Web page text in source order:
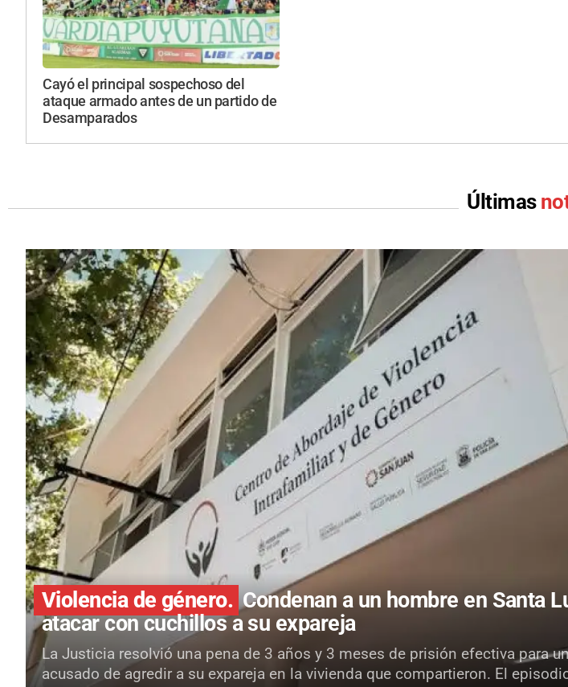
Cayó el principal sospechoso del
ataque armado antes de un partido de
Desamparados
Últimas
Violencia de género. Condenan a un hombre en Santa
atacar con cuchillos a su expareja
La Justicia resolvió una pena de 3 años y 3 meses de prisión efectiva para
acusado de agredir a su expareja en la vivienda que compartieron. El